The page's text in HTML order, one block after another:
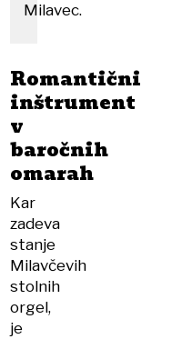
Milavec.
Romantični
inštrument
v
baročnih
omarah
Kar
zadeva
stanje
Milavčevih
stolnih
orgel,
je